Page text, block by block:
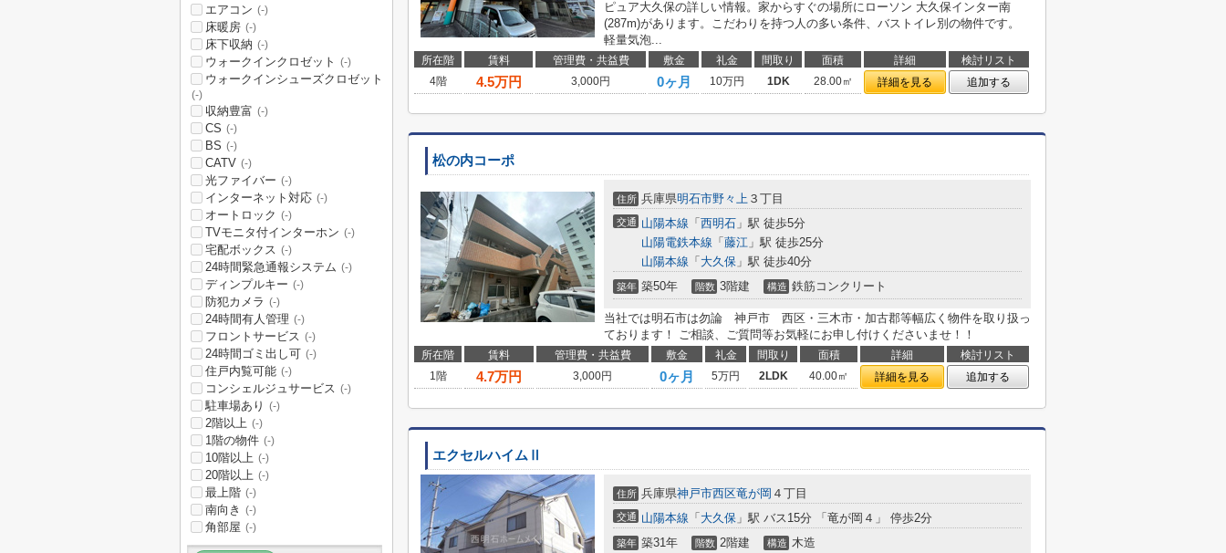
ピュア大久保の詳しい情報。家からすぐの場所にローソン 大久保インター南
(287m)があります。こだわりを持つ人の多い条件、バストイレ別の物件です。
軽量気泡...
所在階 賃料 管理費・共益費 敷金 礼金 間取り 面積 詳細
検討リスト
4階
4.5万円 3,000円 0ヶ月 10万円 1DK 28.00㎡ 詳細を見る 追加する
松の内コーポ
住所 兵庫県明石市野々上 ３丁目
交通 山陽本線 「 西明石 」駅 徒歩5分
山陽電鉄本線 「 藤江 」駅 徒歩25分
山陽本線 「 大久保 」駅 徒歩40分
築年 築50年 階数 3階建 構造 鉄筋コンクリート
当社では明石市は勿論 神戸市 西区・三木市・加古郡等幅広く物件を取り扱っ
ております！ ご相談、ご質問等お気軽にお申し付けくださいませ！！
所在階 賃料 管理費・共益費 敷金 礼金 間取り 面積 詳細
検討リスト
1階
4.7万円 3,000円 0ヶ月 5万円 2LDK 40.00㎡ 詳細を見る 追加する
エクセルハイムⅡ
住所 兵庫県神戸市西区竜が岡 ４丁目
交通 山陽本線 「 大久保 」駅 バス15分 「竜が岡４」 停歩2分
築年 築31年 階数 2階建 構造 木造
エアコン (-)
床暖房 (-)
床下収納 (-)
ウォークインクロゼット (-)
ウォークインシューズクロゼット
(-)
収納豊富 (-)
CS (-)
BS (-)
CATV (-)
光ファイバー (-)
インターネット対応 (-)
オートロック (-)
TVモニタ付インターホン (-)
宅配ボックス (-)
24時間緊急通報システム (-)
ディンプルキー (-)
防犯カメラ (-)
24時間有人管理 (-)
フロントサービス (-)
24時間ゴミ出し可 (-)
住戸内覧可能 (-)
コンシェルジュサービス (-)
駐車場あり (-)
2階以上 (-)
1階の物件 (-)
10階以上 (-)
20階以上 (-)
最上階 (-)
南向き (-)
角部屋 (-)